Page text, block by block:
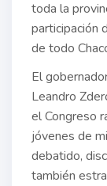
toda la
participación
de todo
El
Leandro
el Congreso
jóvenes de
debatido,
también